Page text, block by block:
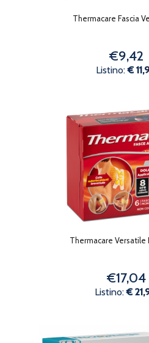
Thermacare Fascia
€9,42
Listino:€
Thermacare Versatile
€17,04
Listino:€